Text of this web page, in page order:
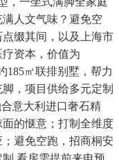
人文气味？避免空
缀其间，以及上海市
资本，价值为
185㎡联排别墅，帮力
，项目供给多元定制
意大利进口奢石精
的惬意；打制全维度
避免空跑，招商桐安